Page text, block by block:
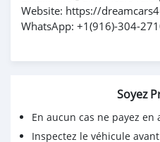
Website: https://
WhatsApp: +1(916)-304-
Soyez
En aucun cas ne payez en
Inspectez le véhicule